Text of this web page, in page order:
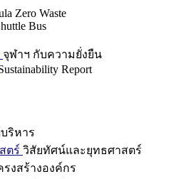
Zero Waste
Bus
จุฬาฯ กับความยั่งยืน
Report
ริหาร
ตร์ วิสัยทัศน์และยุทธศาสตร์
รงสร้างองค์กร